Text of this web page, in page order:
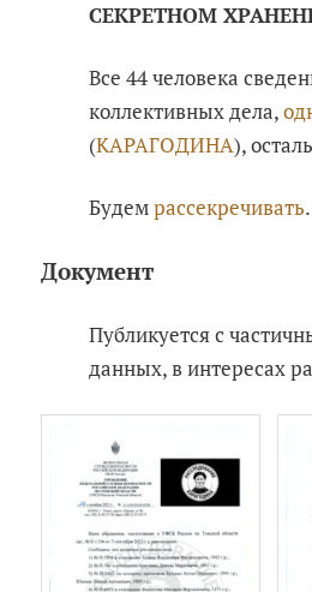
СЕКРЕТНОМ
Все 44 человека
коллективных дела,
(КАРАГОДИНА),
Будемрассекречивать.
Документ
Публикуется с
данных, в интересах